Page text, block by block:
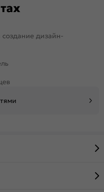
дизайн-